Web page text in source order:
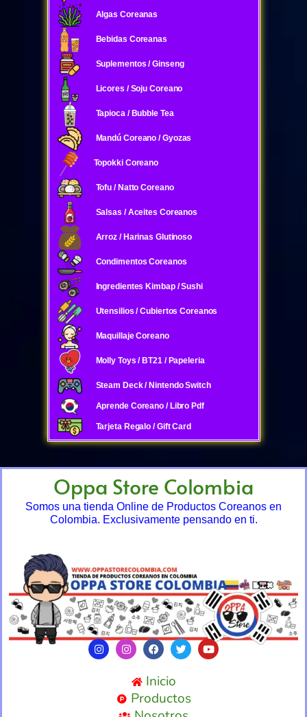
Algas Coreanas
Bebidas Coreanas
Suplementos / Ginseng
Licores / Soju Coreano
Tapioca / Bubble Tea
Mandú Coreano / Gyozas
Topokki Coreano
Tofu / Natto Coreano
Salsas / Aceites Coreanos
Arroz / Harinas Glutinoso
Condimentos Coreanos
Ingredientes Kimbap / Sushi
Utensilios / Cubiertos Coreanos
Maquillaje Coreano
Molly Toys / BT21 / Papeleria
Steam Deck / Nintendo Switch
Aprende Coreano / Libro Pdf
Tarjeta Regalo / Gift Card
Oppa Store Colombia
Somos una tienda Online de Productos Coreanos en
Colombia. Exclusivamente pensando en ti.
Inicio
Productos